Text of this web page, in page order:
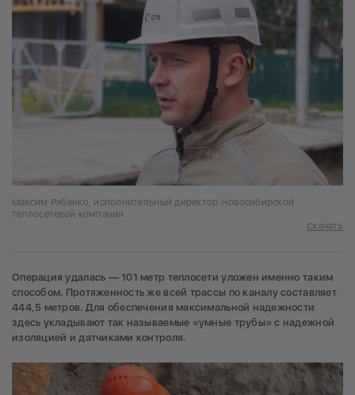
Максим Рябенко, исполнительный директор Новосибирской
теплосетевой компании
Скачать
Операция удалась — 101 метр теплосети уложен именно таким
способом. Протяженность же всей трассы по каналу составляет
444,5 метров. Для обеспечения максимальной надежности
здесь укладывают так называемые «умные трубы» с надежной
изоляцией и датчиками контроля.